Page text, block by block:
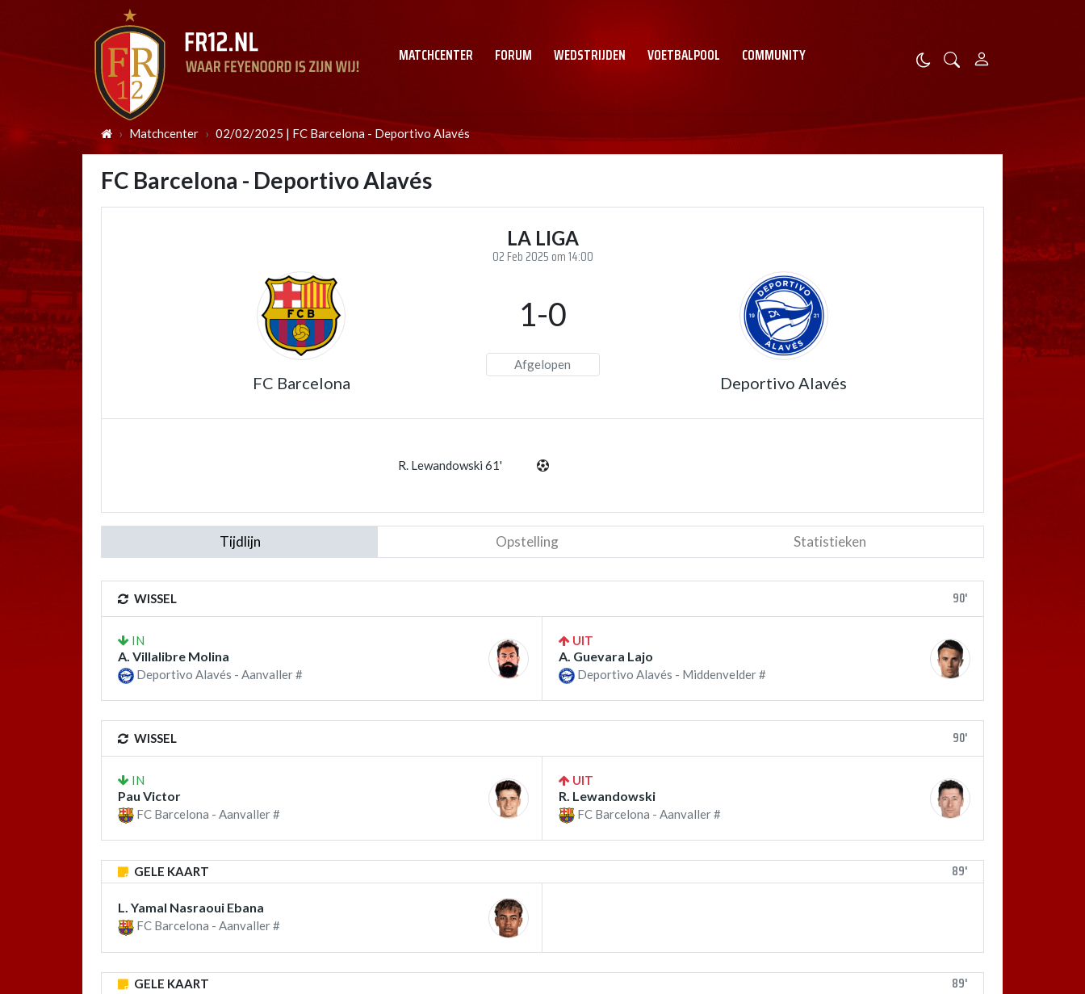
MATCHCENTER FORUM WEDSTRIJDEN VOETBALPOOL COMMUNITY
Matchcenter 02/02/2025 | FC Barcelona - Deportivo Alavés
FC Barcelona - Deportivo Alavés
LA LIGA
02 Feb 2025 om 14:00
FC Barcelona
1-0
Afgelopen
Deportivo Alavés
R. Lewandowski 61'
Tijdlijn Opstelling Statistieken
WISSEL 90'
IN
A. Villalibre Molina
Deportivo Alavés - Aanvaller #
UIT
A. Guevara Lajo
Deportivo Alavés - Middenvelder #
WISSEL 90'
IN
Pau Victor
FC Barcelona - Aanvaller #
UIT
R. Lewandowski
FC Barcelona - Aanvaller #
GELE KAART 89'
L. Yamal Nasraoui Ebana
FC Barcelona - Aanvaller #
GELE KAART 89'